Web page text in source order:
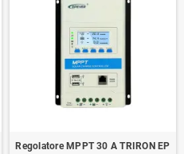
Regolatore MPPT 30 A TRIRON EP